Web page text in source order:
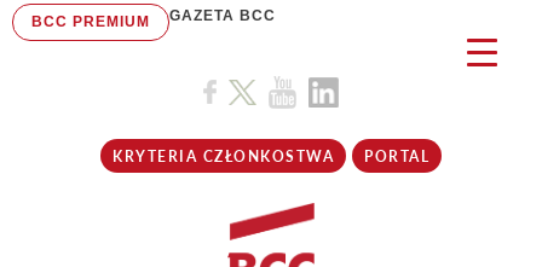
BCC PREMIUM GAZETA BCC
KRYTERIA CZŁONKOSTWA PORTAL